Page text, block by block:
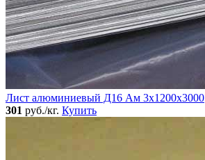
Лист алюминиевый Д16 Ам 3х1200х3000
301 руб./кг. Купить